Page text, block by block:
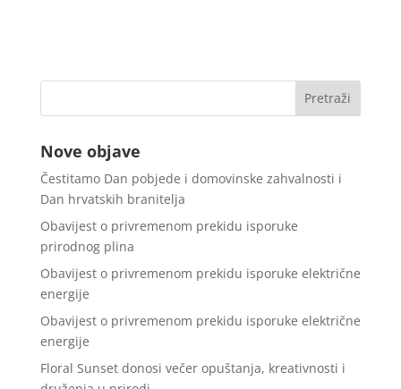
Nove objave
Čestitamo Dan pobjede i domovinske zahvalnosti i
Dan hrvatskih branitelja
Obavijest o privremenom prekidu isporuke
prirodnog plina
Obavijest o privremenom prekidu isporuke električne
energije
Obavijest o privremenom prekidu isporuke električne
energije
Floral Sunset donosi večer opuštanja, kreativnosti i